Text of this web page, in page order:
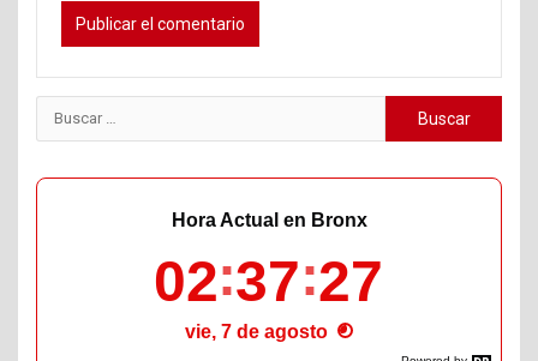
Buscar:
Hora Actual en Bronx
02 37 29
vie, 7 de agosto